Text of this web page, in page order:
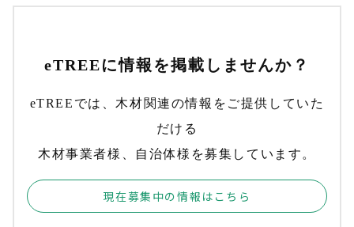
eTREEに情報を掲載しませんか？
eTREEでは、木材関連の情報をご提供していた
だける
木材事業者様、自治体様を募集しています。
現在募集中の情報はこちら